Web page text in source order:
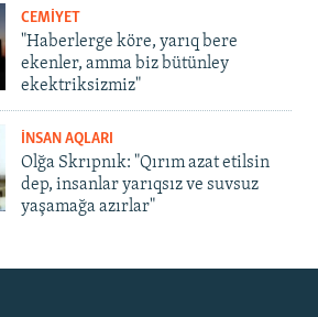
CEMİYET
"Haberlerge köre, yarıq bere
ekenler, amma biz bütünley
ekektriksizmiz"
İNSAN AQLARI
Olğa Skrıpnık: "Qırım azat etilsin
dep, insanlar yarıqsız ve suvsuz
yaşamağa azırlar"